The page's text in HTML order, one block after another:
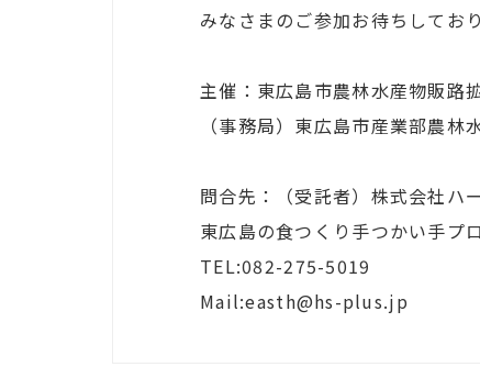
みなさまのご参加お待ちしてお
主催：東広島市農林水産物販路
（事務局）東広島市産業部農林
問合先：（受託者）株式会社ハ
東広島の食つくり手つかい手プ
TEL:082-275-5019
Mail:easth@hs-plus.jp